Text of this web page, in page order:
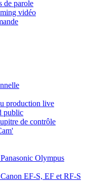
de parole
vidéo
production live
public
de contrôle
Olympus
EF-S, EF et RF-S